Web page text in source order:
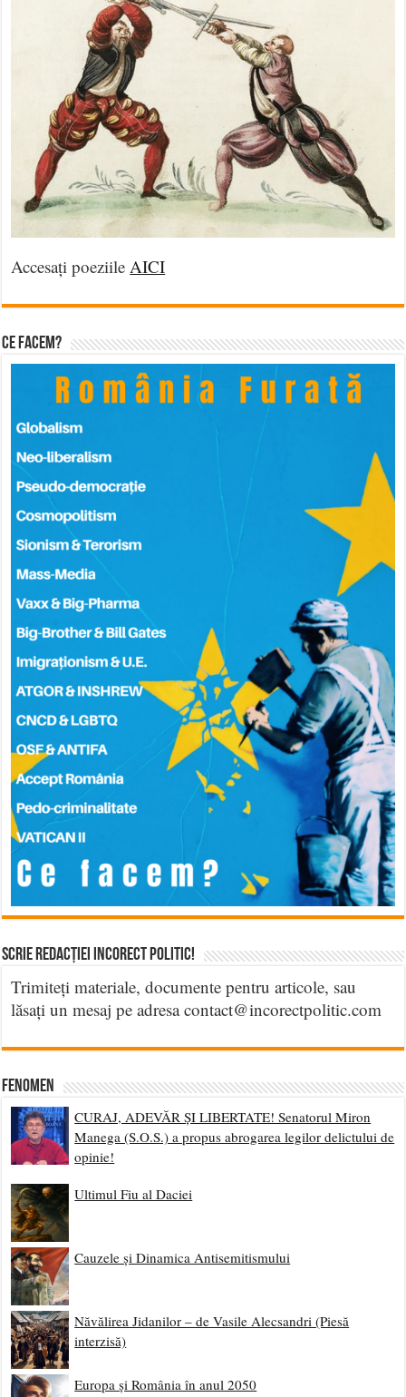
Accesați poeziile AICI
Ce facem?
Scrie Redacției Incorect Politic!
Trimiteți materiale, documente pentru articole, sau
lăsați un mesaj pe adresa contact@incorectpolitic.com
Fenomen
CURAJ, ADEVĂR ȘI LIBERTATE! Senatorul Miron
Manega (S.O.S.) a propus abrogarea legilor delictului de
opinie!
Ultimul Fiu al Daciei
Cauzele și Dinamica Antisemitismului
Năvălirea Jidanilor – de Vasile Alecsandri (Piesă
interzisă)
Europa și România în anul 2050